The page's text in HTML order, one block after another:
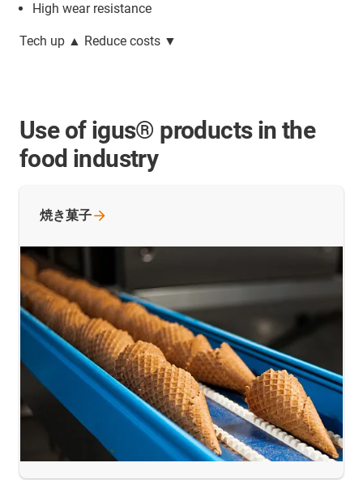
High wear resistance
Tech up ▲ Reduce costs ▼
Use of igus® products in the
food industry
焼き菓子